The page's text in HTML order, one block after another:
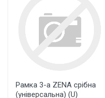
Рамка 3-а ZENA срібна
(універсальна) (U)